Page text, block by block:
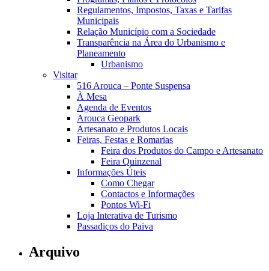
Regulamentos, Impostos, Taxas e Tarifas
Municipais
Relação Município com a Sociedade
Transparência na Área do Urbanismo e
Planeamento
Urbanismo
Visitar
516 Arouca – Ponte Suspensa
À Mesa
Agenda de Eventos
Arouca Geopark
Artesanato e Produtos Locais
Feiras, Festas e Romarias
Feira dos Produtos do Campo e Artesanato
Feira Quinzenal
Informações Úteis
Como Chegar
Contactos e Informações
Pontos Wi-Fi
Loja Interativa de Turismo
Passadiços do Paiva
Arquivo